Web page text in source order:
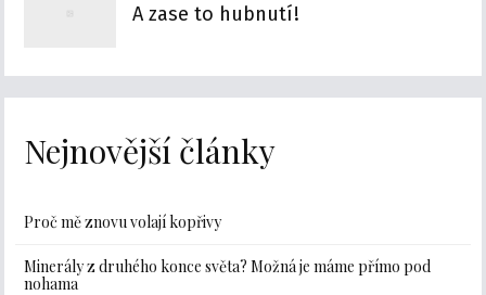
A zase to hubnutí!
Nejnovější články
Proč mě znovu volají kopřivy
Minerály z druhého konce světa? Možná je máme přímo pod
nohama